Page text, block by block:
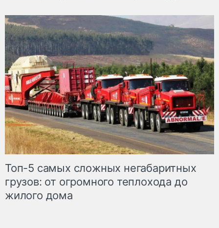
Топ-5 самых сложных негабаритных
грузов: от огромного теплохода до
жилого дома